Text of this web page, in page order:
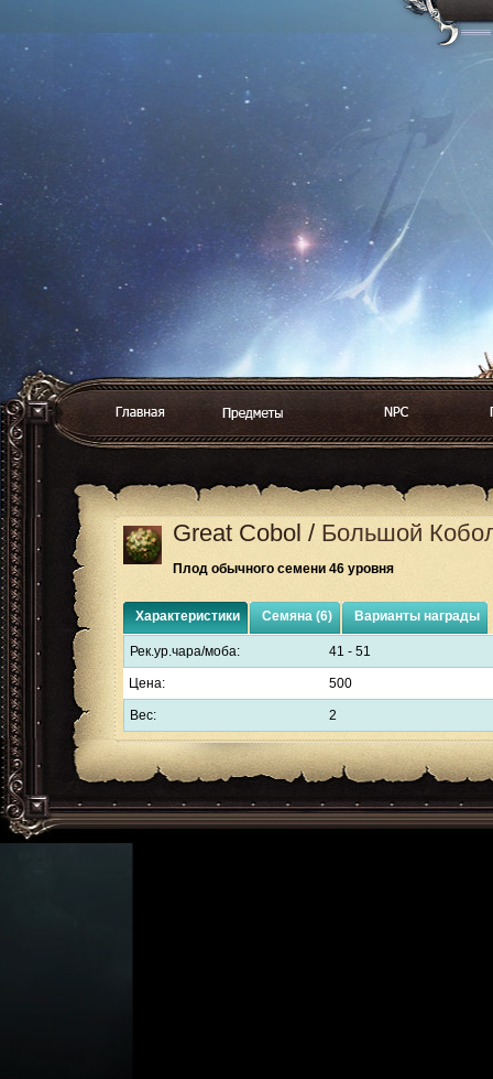
Great Cobol / Большой
Плод обычного семени 46 уровня
Характеристики Семяна (6) Варианты награды
Рек.ур.чара/моба: 41 - 51
Цена: 500
Вес: 2